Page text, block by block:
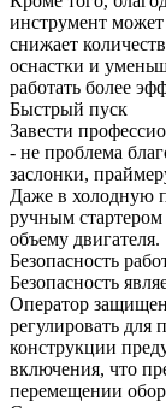
инструмент
снижает
оснастки и
работать более
Быстрый пуск
Завести
- не проблема
заслонки,
Даже в холодную
ручным
объему двигателя.
Безопасность
Безопасность
Оператор
регулировать для
конструкции
включения, что
перемещении